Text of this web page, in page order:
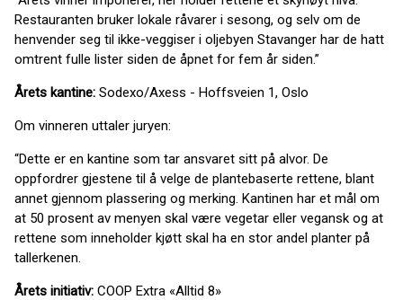
Restauranten bruker lokale råvarer i sesong, og selv om de
henvender seg til ikke-veggiser i oljebyen Stavanger har de hatt
omtrent fulle lister siden de åpnet for fem år siden.”
Årets kantine: Sodexo/Axess - Hoffsveien 1, Oslo
Om vinneren uttaler juryen:
“Dette er en kantine som tar ansvaret sitt på alvor. De
oppfordrer gjestene til å velge de plantebaserte rettene, blant
annet gjennom plassering og merking. Kantinen har et mål om
at 50 prosent av menyen skal være vegetar eller vegansk og at
rettene som inneholder kjøtt skal ha en stor andel planter på
tallerkenen.
Årets initiativ: COOP Extra «Alltid 8»